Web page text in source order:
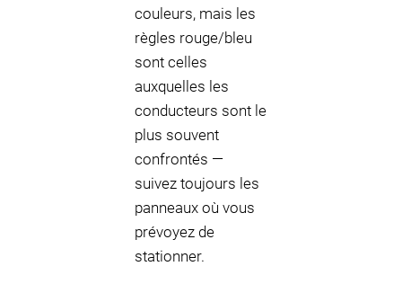
couleurs, mais les
règles rouge/bleu
sont celles
auxquelles les
conducteurs sont le
plus souvent
confrontés —
suivez toujours les
panneaux où vous
prévoyez de
stationner.